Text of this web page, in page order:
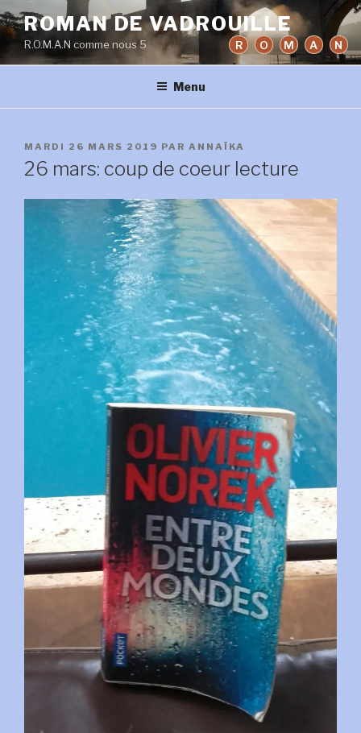
Aller
au
contenu
principal
ROMAN DE VADROUILLE
R.O.M.A.N comme nous 5
Menu
R O M A N
PUBLIÉ
LE
MARDI 26 MARS 2019 PAR ANNAÏKA
26 mars: coup de coeur lecture